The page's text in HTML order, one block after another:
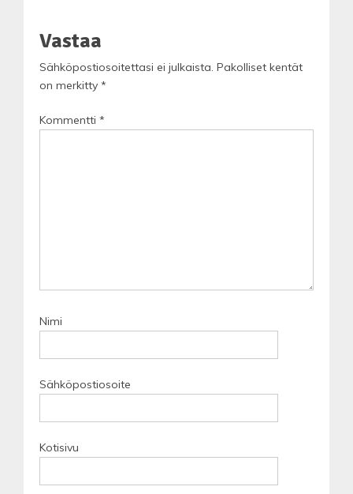
Vastaa
Sähköpostiosoitettasi ei julkaista. Pakolliset kentät
on merkitty *
Kommentti *
Nimi
Sähköpostiosoite
Kotisivu